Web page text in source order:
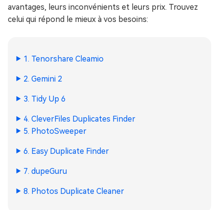
avantages, leurs inconvénients et leurs prix. Trouvez
celui qui répond le mieux à vos besoins:
1. Tenorshare Cleamio
2. Gemini 2
3. Tidy Up 6
4. CleverFiles Duplicates Finder
5. PhotoSweeper
6. Easy Duplicate Finder
7. dupeGuru
8. Photos Duplicate Cleaner